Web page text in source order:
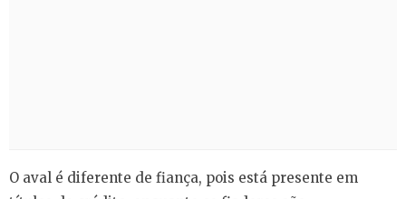
O aval é diferente de fiança, pois está presente em